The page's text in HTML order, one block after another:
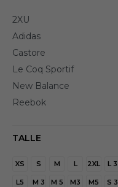
2XU
Adidas
Castore
Le Coq Sportif
New Balance
Reebok
TALLE
XS S M L 2XL L 3
L5 M 3 M 5 M3 M5 S 3